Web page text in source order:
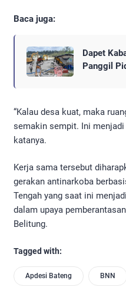
Baca juga:
Dapet
Panggil
“Kalau desa kuat, maka
semakin sempit. Ini menjadi
katanya.
Kerja sama tersebut
gerakan antinarkoba
Tengah yang saat ini
dalam upaya
Belitung.
Tagged with:
Apdesi Bateng BNN